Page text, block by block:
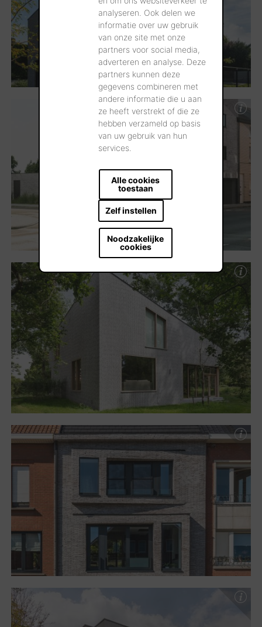
analyseren. Ook delen we
informatie over uw gebruik
van onze site met onze
partners voor social media,
adverteren en analyse. Deze
partners kunnen deze
gegevens combineren met
andere informatie die u aan
ze heeft verstrekt of die ze
hebben verzameld op basis
van uw gebruik van hun
services.
Alle cookies
toestaan
Zelf instellen
Noodzakelijke
cookies